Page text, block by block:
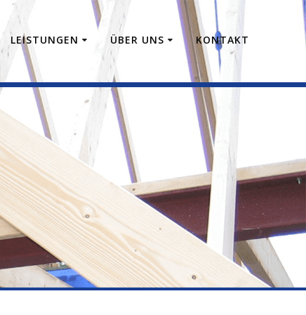
LEISTUNGEN ÜBER UNS KONTAKT